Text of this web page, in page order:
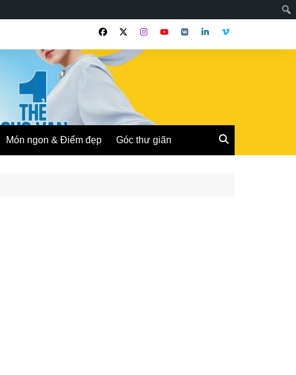
Món ngon & Điểm đẹp Góc thư giãn